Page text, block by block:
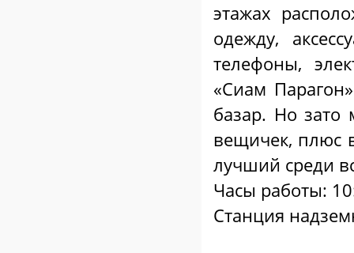
этажах
одежду,
телефоны,
«Сиам
базар. Но зато
вещичек, плюс
лучший среди
Часы работы:
Станция